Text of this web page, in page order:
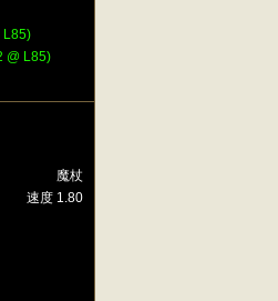
L85)
@ L85)
魔杖
速度 1.80